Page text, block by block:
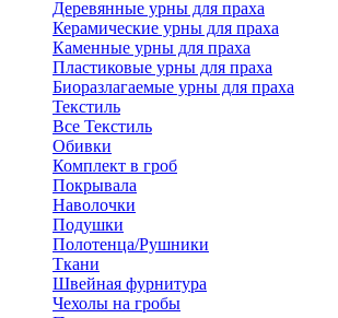
Деревянные урны для праха
Керамические урны для праха
Каменные урны для праха
Пластиковые урны для праха
Биоразлагаемые урны для праха
Текстиль
Все Текстиль
Обивки
Комплект в гроб
Покрывала
Наволочки
Подушки
Полотенца/Рушники
Ткани
Швейная фурнитура
Чехолы на гробы